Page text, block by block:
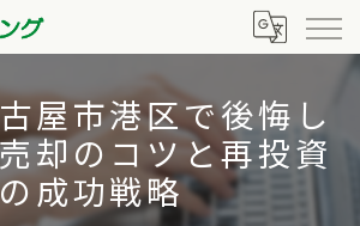
屋市港区で後悔し
却のコツと再投資
成功戦略